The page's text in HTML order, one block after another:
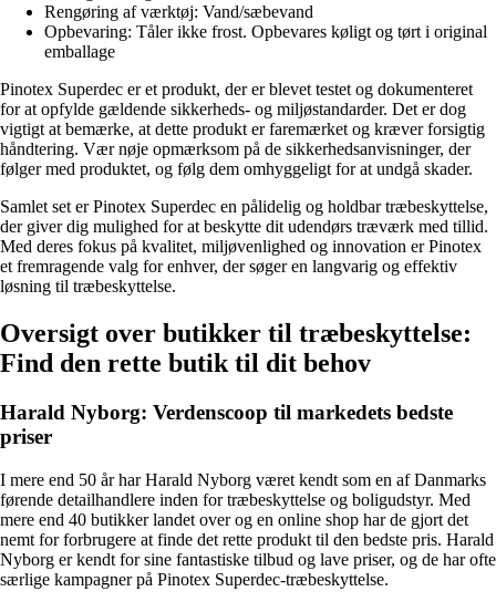
Rengøring af værktøj: Vand/sæbevand
Opbevaring: Tåler ikke frost. Opbevares køligt og tørt i original
emballage
Pinotex Superdec er et produkt, der er blevet testet og dokumenteret
for at opfylde gældende sikkerheds- og miljøstandarder. Det er dog
vigtigt at bemærke, at dette produkt er faremærket og kræver forsigtig
håndtering. Vær nøje opmærksom på de sikkerhedsanvisninger, der
følger med produktet, og følg dem omhyggeligt for at undgå skader.
Samlet set er Pinotex Superdec en pålidelig og holdbar træbeskyttelse,
der giver dig mulighed for at beskytte dit udendørs træværk med tillid.
Med deres fokus på kvalitet, miljøvenlighed og innovation er Pinotex
et fremragende valg for enhver, der søger en langvarig og effektiv
løsning til træbeskyttelse.
Oversigt over butikker til træbeskyttelse:
Find den rette butik til dit behov
Harald Nyborg: Verdenscoop til markedets bedste
priser
I mere end 50 år har Harald Nyborg været kendt som en af Danmarks
førende detailhandlere inden for træbeskyttelse og boligudstyr. Med
mere end 40 butikker landet over og en online shop har de gjort det
nemt for forbrugere at finde det rette produkt til den bedste pris. Harald
Nyborg er kendt for sine fantastiske tilbud og lave priser, og de har ofte
særlige kampagner på Pinotex Superdec-træbeskyttelse.